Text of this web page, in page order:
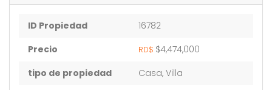
ID Propiedad
16782
Precio
RD$ $4,474,000
tipo de propiedad
Casa, Villa